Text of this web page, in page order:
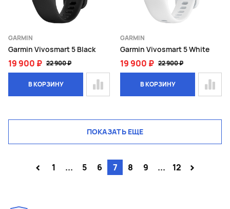
GARMIN
Garmin Vivosmart 5 Black
19 900 ₽ 22 900 ₽
В КОРЗИНУ
GARMIN
Garmin Vivosmart 5 White
19 900 ₽ 22 900 ₽
В КОРЗИНУ
ПОКАЗАТЬ ЕЩЕ
< 1 ... 5 6 7 8 9 ... 12 >